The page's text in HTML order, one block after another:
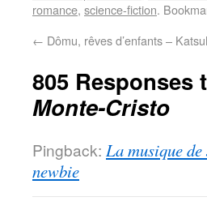
romance, science-fiction.
← Dômu, rêves d’enfants –
805 Responses
Monte-Cristo
Pingback: La musique
newbie